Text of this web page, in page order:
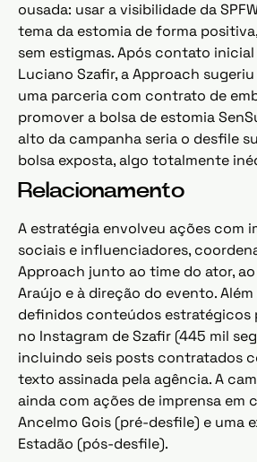
ousada: usar a visibilidade da
tema da estomia de forma
sem estigmas. Após contato
Luciano Szafir, a Approach
uma parceria com contrato de
promover a bolsa de estomia
alto da campanha seria o desfile
bolsa exposta, algo totalmente
Relacionamento
A estratégia envolveu ações com
sociais e influenciadores,
Approach junto ao time do ator,
Araújo e à direção do evento.
definidos conteúdos estratégicos
no Instagram de Szafir (445 mil
incluindo seis posts contratados
texto assinada pela agência. A
ainda com ações de imprensa em
Ancelmo Gois (pré-desfile) e uma
Estadão (pós-desfile).